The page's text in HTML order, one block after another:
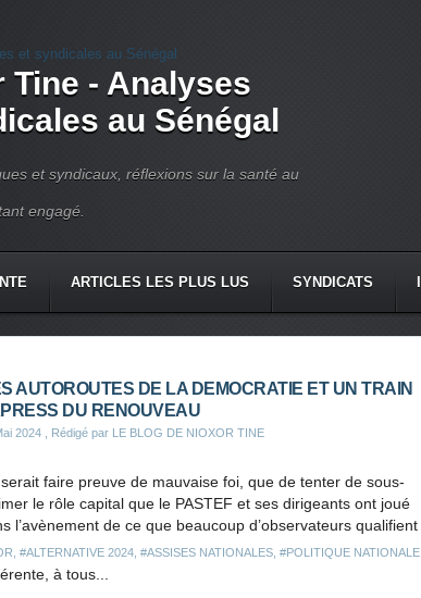
Tine - Analyses
au Sénégal
et syndicaux, réflexions sur la santé au
engagé.
ARTICLES LES PLUS LUS SYNDICATS
AUTOROUTES DE LA DEMOCRATIE ET UN TRAIN
DU RENOUVEAU
2024 , Rédigé par LE BLOG DE NIOXOR TINE
#ALTERNATIVE 2024 #ASSISES NATIONALES #POLITIQUE NATIONALE
faire preuve de mauvaise foi, que de tenter de sous-
le rôle capital que le PASTEF et ses dirigeants ont joué
l’avènement de ce que beaucoup d’observateurs qualifient
à tous...